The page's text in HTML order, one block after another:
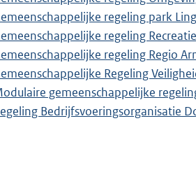
regeling park
regeling
regeling Regio
Regeling
gemeenschappelijke
Bedrijfsvoeringsorganisatie